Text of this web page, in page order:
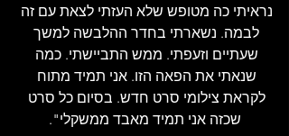
נראיתי כה מטופש שלא העזתי לצאת עם זה
לבמה. נשארתי בחדר ההלבשה למשך
שעתיים וזעפתי. ממש התביישתי. כמה
שנאתי את הפאה הזו. אני תמיד מתוח
לקראת צילומי סרט חדש. בסיום כל סרט
שכזה אני תמיד מאבד ממשקלי".